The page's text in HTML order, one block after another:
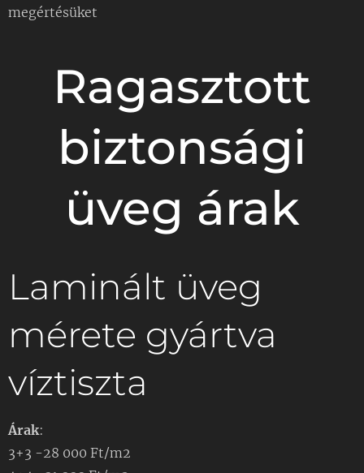
megértésüket
Ragasztott
biztonsági
üveg árak
Laminált üveg
mérete gyártva
víztiszta
Árak:
3+3 -28 000 Ft/m2